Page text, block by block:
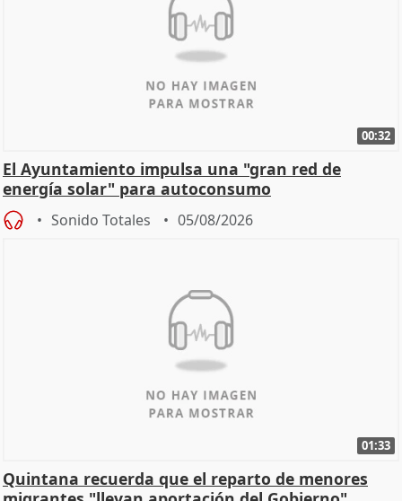
00:32
El Ayuntamiento impulsa una "gran red de
energía solar" para autoconsumo
Sonido Totales 05/08/2026
01:33
Quintana recuerda que el reparto de menores